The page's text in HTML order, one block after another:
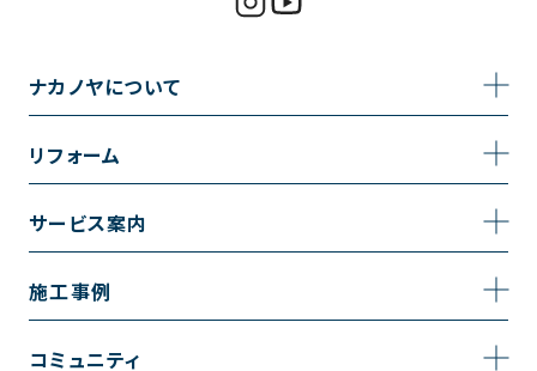
ナカノヤについて
事業内容
採用情報
リフォーム
トイレのリフォーム
キッチンのリフォーム
サービス案内
サービスの流れ
施工事例
施工事例一覧
コミュニティ